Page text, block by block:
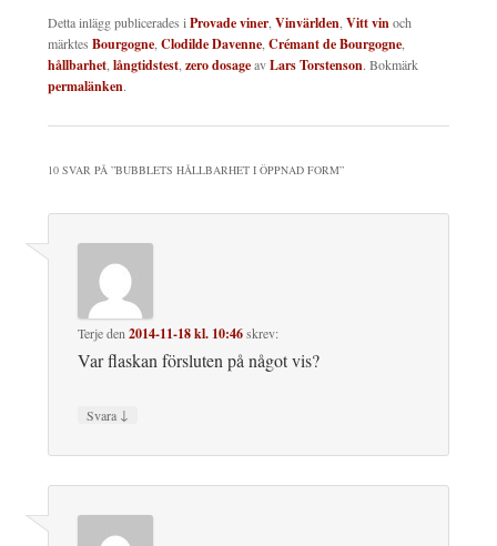
Detta inlägg publicerades iProvade viner,Vinvärlden,Vitt vinoch
märktes Bourgogne,Clodilde Davenne,Crémant de Bourgogne,
hållbarhet,långtidstest,zero dosageavLars Torstenson. Bokmärk
permalänken.
10 SVAR PÅ ”BUBBLETS HÅLLBARHET I ÖPPNAD FORM”
Terjeden2014-11-18 kl. 10:46skrev:
Var flaskan försluten på något vis?
Svara ↓